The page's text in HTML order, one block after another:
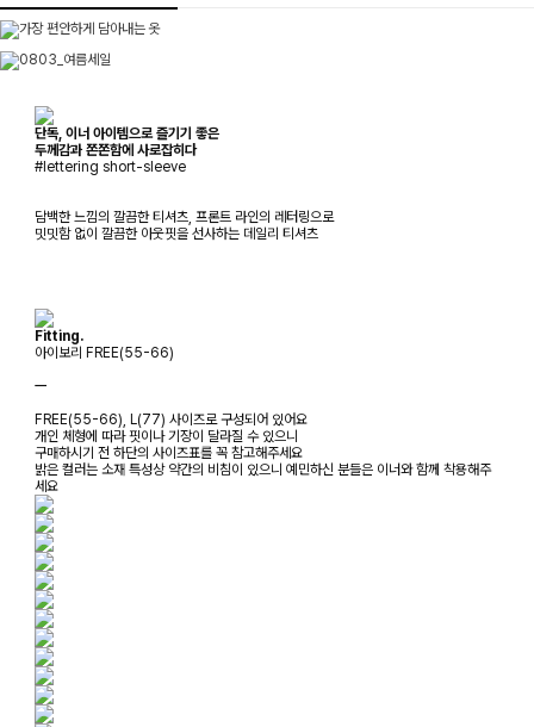
단독, 이너 아이템으로 즐기기 좋은
두께감과 쫀쫀함에 사로잡히다
#lettering short-sleeve
담백한 느낌의 깔끔한 티셔츠, 프론트 라인의 레터링으로
밋밋함 없이 깔끔한 아웃핏을 선사하는 데일리 티셔츠
Fitting.
아이보리 FREE(55-66)
ㅡ
FREE(55-66), L(77) 사이즈로 구성되어 있어요
개인 체형에 따라 핏이나 기장이 달라질 수 있으니
구매하시기 전 하단의 사이즈표를 꼭 참고해주세요
밝은 컬러는 소재 특성상 약간의 비침이 있으니 예민하신 분들은 이너와 함께 착용해주
세요